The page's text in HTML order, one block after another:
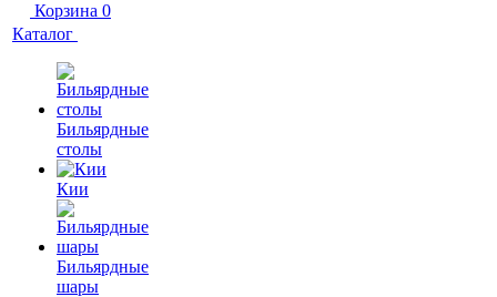
Корзина 0
Каталог
Бильярдные
столы
Кии
Бильярдные
шары